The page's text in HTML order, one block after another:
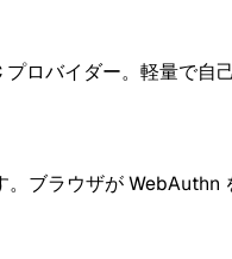
ロバイダー。軽量で自
ブラウザが